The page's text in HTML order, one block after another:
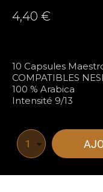
4,40 €
10 Capsules
COMPATIBLES
100 % Arabica
Intensité 9/13
1